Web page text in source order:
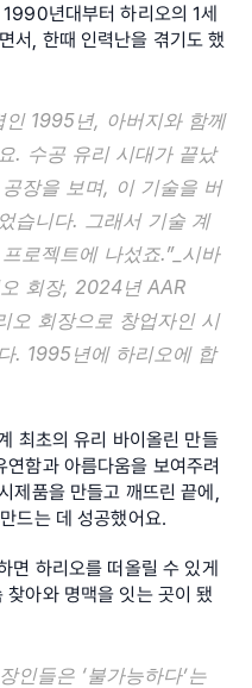
년대부터 하리오의 1세
서, 한때 인력난을 겪기도 했
1995년, 아버지와 함께
. 수공 유리 시대가 끝났
장을 보며, 이 기술을 버
습니다. 그래서 기술 계
로젝트에 나섰죠.”_시바
회장, 2024년 AAR
회장으로 창업자인 시
. 1995년에 하리오에 합
최초의 유리 바이올린 만들
연함과 아름다움을 보여주려
제품을 만들고 깨뜨린 끝에,
드는 데 성공했어요.
면 하리오를 떠올릴 수 있게
아와 명맥을 잇는 곳이 됐
인들은 ‘불가능하다’는